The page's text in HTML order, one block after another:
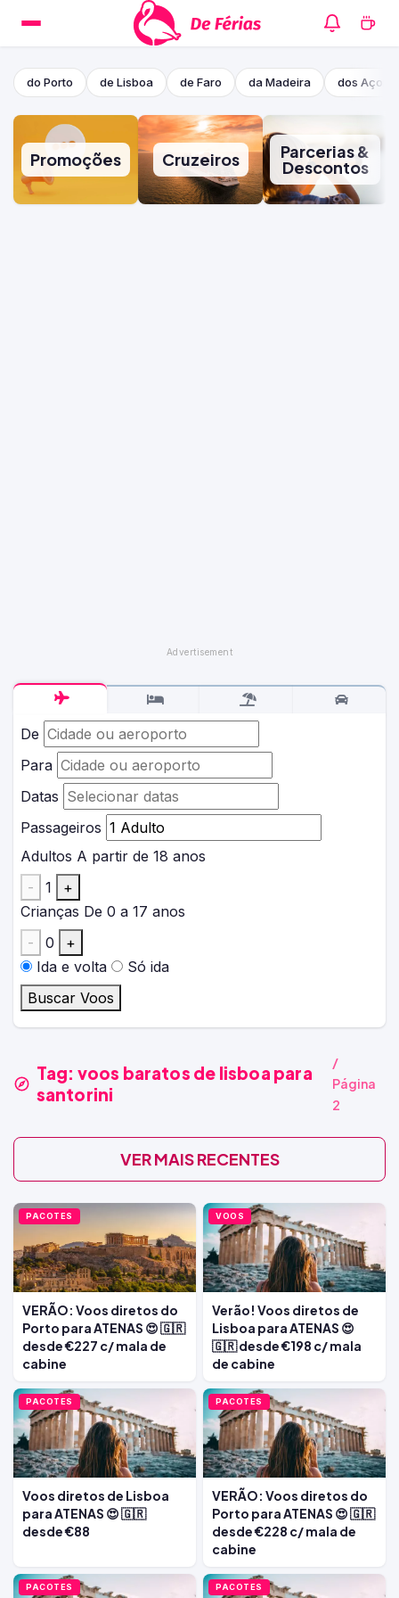
do Porto de Lisboa de Faro da Madeira dos
Promoções Cruzeiros Parcerias &
Descontos
De
Para
Datas
Passageiros
Adultos A partir de 18 anos
-
1
+
Crianças De 0 a 17 anos
-
0
+
Ida e volta
Só ida
Buscar Voos
Tag: voos baratos de lisboa para
santorini
/
Página
2
VER MAIS RECENTES
PACOTES
VERÃO: Voos diretos do
Porto para ATENAS 😍 🇬🇷
desde €227 c/ mala de
cabine
VOOS
Verão! Voos diretos de
Lisboa para ATENAS 😍
🇬🇷 desde €198 c/ mala
de cabine
PACOTES
Voos diretos de Lisboa
para ATENAS 😍 🇬🇷
desde €88
PACOTES
VERÃO: Voos diretos do
Porto para ATENAS 😍 🇬🇷
desde €228 c/ mala de
cabine
PACOTES PACOTES